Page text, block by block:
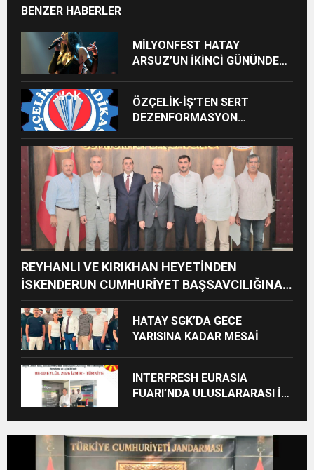
BENZER HABERLER
MİLYONFEST HATAY
ARSUZ’UN İKİNCİ GÜNÜNDE
ÖZÇELİK-İŞ’TEN SERT
DEZENFORMASYON
CEZAİ SÜREÇ BAŞLATILDI”
REYHANLI VE KIRIKHAN HEYETİNDEN
İSKENDERUN CUMHURİYET BAŞSAVCILIĞINA
ZİYARET
HATAY SGK’DA GECE
YARISINA KADAR MESAİ
INTERFRESH EURASIA
FUARI’NDA ULUSLARARASI İŞ
BAŞLADI